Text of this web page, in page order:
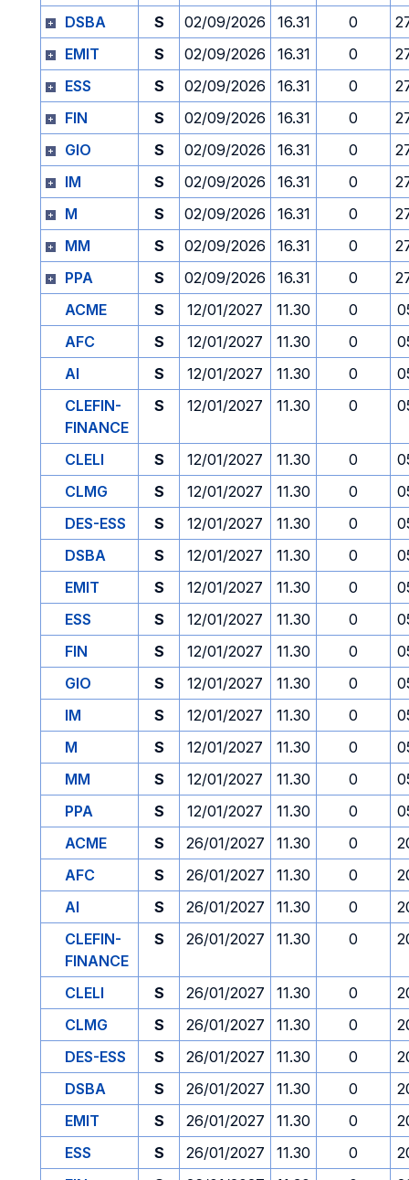
DSBA
S 02/09/2026 16.31 0
EMIT
S 02/09/2026 16.31 0
ESS
S 02/09/2026 16.31 0
FIN
S 02/09/2026 16.31 0
GIO
S 02/09/2026 16.31 0
IM
S 02/09/2026 16.31 0
M
S 02/09/2026 16.31 0
MM
S 02/09/2026 16.31 0
PPA
S 02/09/2026 16.31 0
ACME
S 12/01/2027 11.30 0
AFC
S 12/01/2027 11.30 0
AI
S 12/01/2027 11.30 0
CLEFIN-
FINANCE
S 12/01/2027 11.30 0
CLELI S 12/01/2027 11.30 0
CLMG
S 12/01/2027 11.30 0
DES-ESS
S 12/01/2027 11.30 0
DSBA
S 12/01/2027 11.30 0
EMIT
S 12/01/2027 11.30 0
ESS
S 12/01/2027 11.30 0
FIN
S 12/01/2027 11.30 0
GIO
S 12/01/2027 11.30 0
IM
S 12/01/2027 11.30 0
M
S 12/01/2027 11.30 0
MM
S 12/01/2027 11.30 0
PPA
S 12/01/2027 11.30 0
ACME
S 26/01/2027 11.30 0
AFC
S 26/01/2027 11.30 0
AI
S 26/01/2027 11.30 0
CLEFIN-
FINANCE
S 26/01/2027 11.30 0
CLELI S 26/01/2027 11.30 0
CLMG
S 26/01/2027 11.30 0
DES-ESS
S 26/01/2027 11.30 0
DSBA
S 26/01/2027 11.30 0
EMIT
S 26/01/2027 11.30 0
ESS
S 26/01/2027 11.30 0